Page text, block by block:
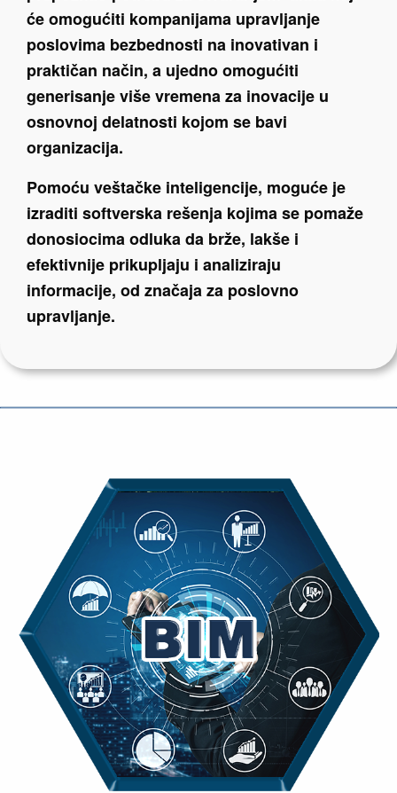
će omogućiti kompanijama upravljanje
poslovima bezbednosti na inovativan i
praktičan način, a ujedno omogućiti
generisanje više vremena za inovacije u
osnovnoj delatnosti kojom se bavi
organizacija.
Pomoću veštačke inteligencije, moguće je
izraditi softverska rešenja kojima se pomaže
donosiocima odluka da brže, lakše i
efektivnije prikupljaju i analiziraju
informacije, od značaja za poslovno
upravljanje.